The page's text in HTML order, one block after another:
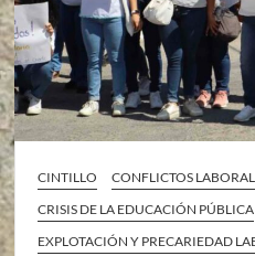
CINTILLO
CONFLICTOS
CRISIS DE LA EDUCACIÓN PÚBLICA
EXPLOTACIÓN Y PRECARIEDAD